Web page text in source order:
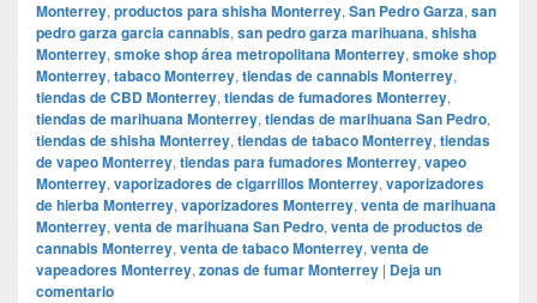
Monterrey, productos para shisha Monterrey, San Pedro Garza, san
pedro garza garcia cannabis, san pedro garza marihuana, shisha
Monterrey, smoke shop área metropolitana Monterrey, smoke shop
Monterrey, tabaco Monterrey, tiendas de cannabis Monterrey,
tiendas de CBD Monterrey, tiendas de fumadores Monterrey,
tiendas de marihuana Monterrey, tiendas de marihuana San Pedro,
tiendas de shisha Monterrey, tiendas de tabaco Monterrey, tiendas
de vapeo Monterrey, tiendas para fumadores Monterrey, vapeo
Monterrey, vaporizadores de cigarrillos Monterrey, vaporizadores
de hierba Monterrey, vaporizadores Monterrey, venta de marihuana
Monterrey, venta de marihuana San Pedro, venta de productos de
cannabis Monterrey, venta de tabaco Monterrey, venta de
vapeadores Monterrey, zonas de fumar Monterrey | Deja un
comentario